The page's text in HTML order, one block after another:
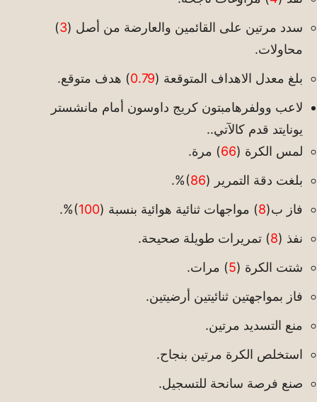
سدد مرتين على القائمين والعارضة من أصل (3
)
محاولات.
بلغ معدل الاهداف المتوقعة (0.79) هدف متوقع.
لاعب وولفرهامبتون كريج داوسون أمام مانشستر
يونايتد قدم كالآتي..
لمس الكرة (66) مرة.
بلغت دقة التمرير (86
)%.
فاز ب(8) مواجهات ثنائية هوائية بنسبة (100
)%.
نفذ (8) تمريرات طويلة صحيحة.
شتت الكرة (5) مرات.
فاز بمواجهتين ثنائيتين أرضيتين.
منع التسديد مرتين.
استخلص الكرة مرتين بنجاح.
صنع فرصة سانحة للتسجيل.